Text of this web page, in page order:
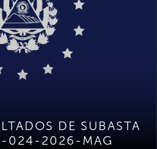
DE SUBASTA
024-2026-MAG